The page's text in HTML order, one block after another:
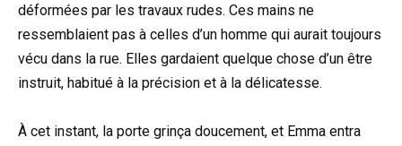
déformées par les travaux rudes. Ces mains ne
ressemblaient pas à celles d’un homme qui aurait toujours
vécu dans la rue. Elles gardaient quelque chose d’un être
instruit, habitué à la précision et à la délicatesse.
À cet instant, la porte grinça doucement, et Emma entra